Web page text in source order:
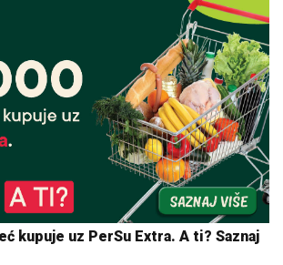
kupuje uz PerSu Extra. A ti? Saznaj